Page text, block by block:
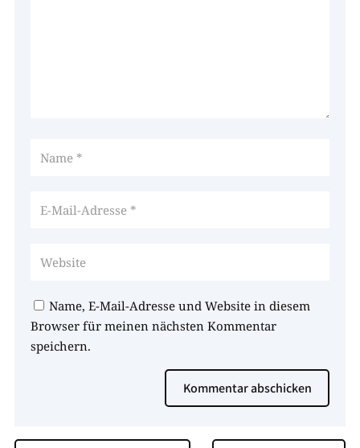
Name, E-Mail-Adresse und Website in diesem
Browser für meinen nächsten Kommentar
speichern.
Kommentar abschicken